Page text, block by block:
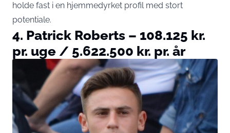
holde fast i en hjemmedyrket profil med stort
potentiale.
4. Patrick Roberts – 108.125 kr.
pr. uge / 5.622.500 kr. pr. år